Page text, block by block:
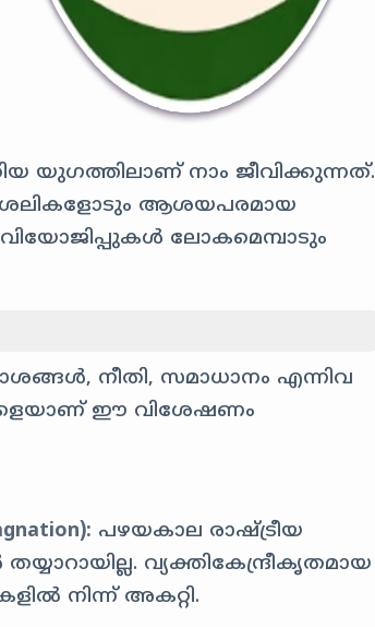
യുഗത്തിലാണ് നാം ജീവിക്കുന്നത്.
ആശയപരമായ
ലോകമെമ്പാടും
നീതി, സമാധാനം എന്നിവ
ഈ വിശേഷണം
പഴയകാല രാഷ്ട്രീയ
വ്യക്തികേന്ദ്രീകൃതമായ
നിന്ന് അകറ്റി.